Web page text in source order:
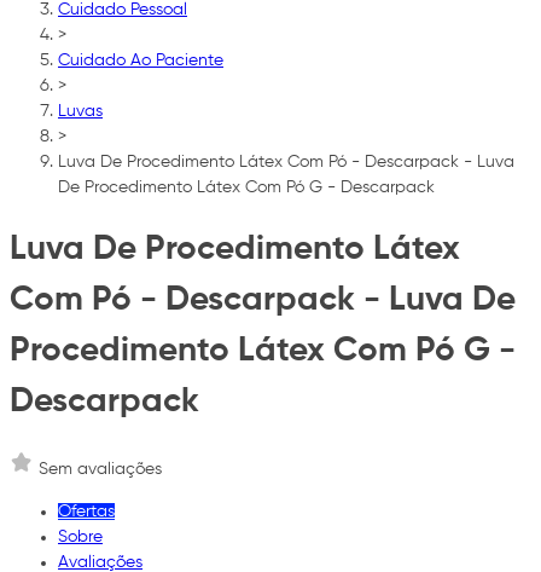
Cuidado Pessoal
>
Cuidado Ao Paciente
>
Luvas
>
Luva De Procedimento Látex Com Pó - Descarpack - Luva
De Procedimento Látex Com Pó G - Descarpack
Luva De Procedimento Látex
Com Pó - Descarpack - Luva De
Procedimento Látex Com Pó G -
Descarpack
Sem avaliações
Ofertas
Sobre
Avaliações